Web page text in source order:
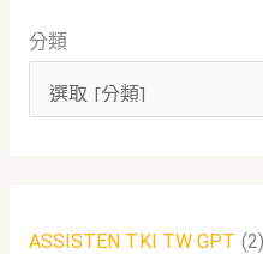
字
分類
ASSISTEN TKI TW GPT (2)